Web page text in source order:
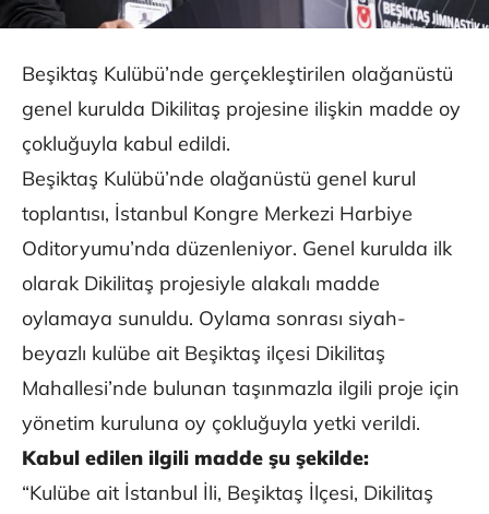
Beşiktaş Kulübü’nde gerçekleştirilen olağanüstü
genel kurulda Dikilitaş projesine ilişkin madde oy
çokluğuyla kabul edildi.
Beşiktaş Kulübü’nde olağanüstü genel kurul
toplantısı, İstanbul Kongre Merkezi Harbiye
Oditoryumu’nda düzenleniyor. Genel kurulda ilk
olarak Dikilitaş projesiyle alakalı madde
oylamaya sunuldu. Oylama sonrası siyah-
beyazlı kulübe ait Beşiktaş ilçesi Dikilitaş
Mahallesi’nde bulunan taşınmazla ilgili proje için
yönetim kuruluna oy çokluğuyla yetki verildi.
Kabul edilen ilgili madde şu şekilde:
“Kulübe ait İstanbul İli, Beşiktaş İlçesi, Dikilitaş